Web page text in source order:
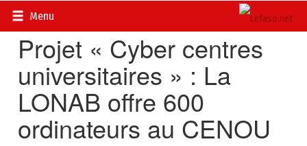
Menu
Accueil>
Projet « Cyber centres
universitaires » : La
LONAB offre 600
ordinateurs au CENOU